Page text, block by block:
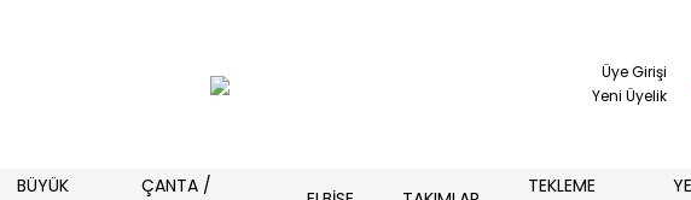
Üye Girişi
Yeni Üyelik
BÜYÜK
ÇANTA /
TEKLEME